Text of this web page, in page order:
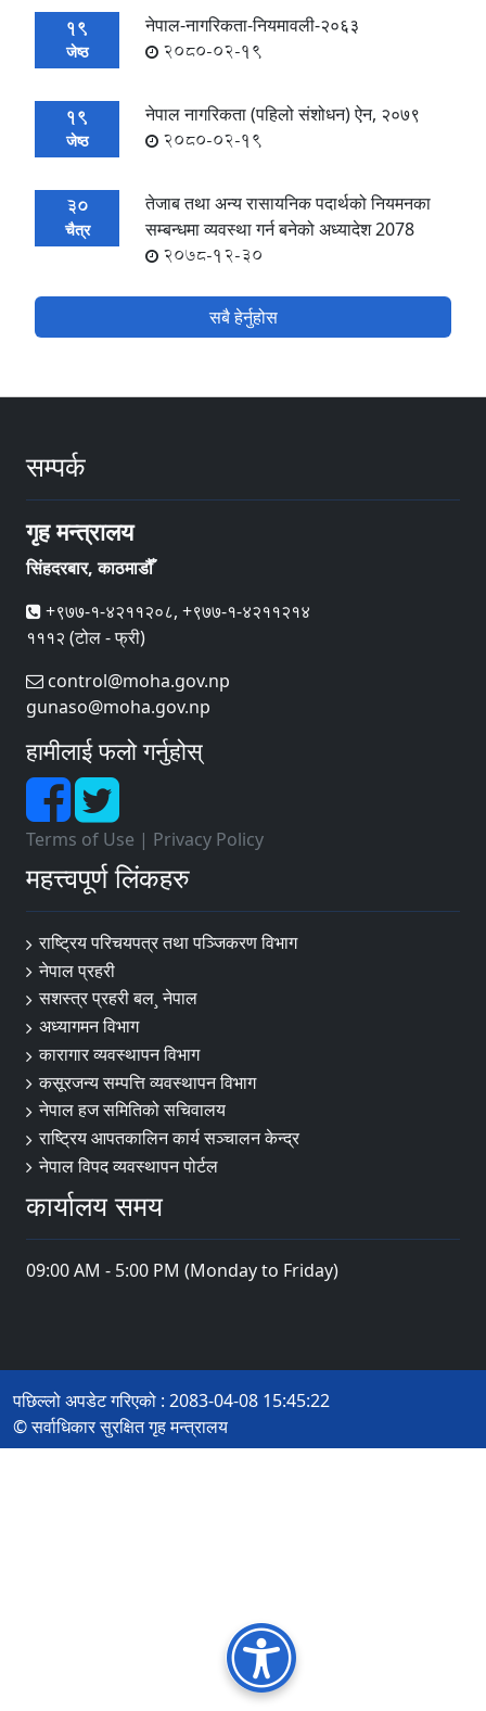
19
जेष्ठ
नेपाल-नागरिकता-नियमावली-२०६३
2080-02-19
19
जेष्ठ
नेपाल नागरिकता (पहिलो संशोधन) ऐन, २०७९
2080-02-19
30
चैत्र
तेजाब तथा अन्य रासायनिक पदार्थको नियमनका
सम्बन्धमा व्यवस्था गर्न बनेको अध्यादेश 2078
2078-12-30
सबै हेर्नुहोस
सम्पर्क
गृह मन्त्रालय
सिंहदरबार, काठमाडौँ
+९७७-१-४२११२०८, +९७७-१-४२११२१४
१११२ (टोल - फ्री)
control@moha.gov.np
gunaso@moha.gov.np
हामीलाई फलो गर्नुहोस्
Terms of Use | Privacy Policy
महत्त्वपूर्ण लिंकहरु
राष्ट्रिय परिचयपत्र तथा पञ्‍जिकरण विभाग
नेपाल प्रहरी
सशस्त्र प्रहरी बल¸ नेपाल
अध्यागमन विभाग
कारागार व्यवस्थापन विभाग
कसूरजन्य सम्पत्ति व्यवस्थापन विभाग
नेपाल हज समितिको सचिवालय
राष्ट्रिय आपतकालिन कार्य सञ्चालन केन्द्र
नेपाल विपद व्यवस्थापन पोर्टल
कार्यालय समय
09:00 AM - 5:00 PM (Monday to Friday)
पछिल्लो अपडेट गरिएको : 2083-04-08 15:45:22
© सर्वाधिकार सुरक्षित गृह मन्त्रालय